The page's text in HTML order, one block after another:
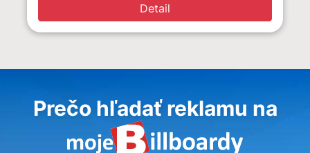
Detail
Prečo hľadať reklamu na